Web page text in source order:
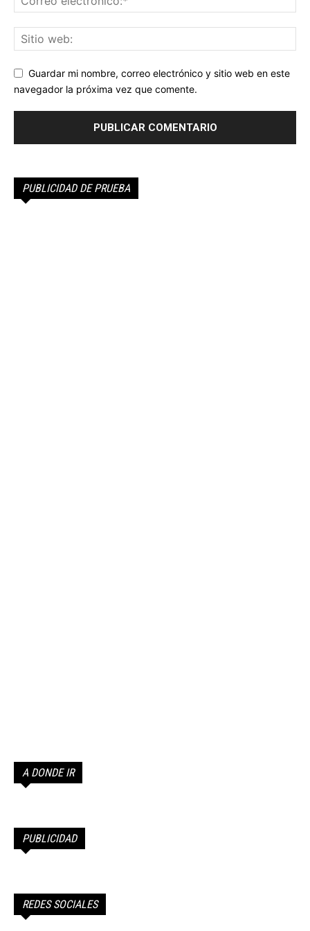
Guardar mi nombre, correo electrónico y sitio web en este
navegador la próxima vez que comente.
PUBLICIDAD DE PRUEBA
A DONDE IR
PUBLICIDAD
REDES SOCIALES